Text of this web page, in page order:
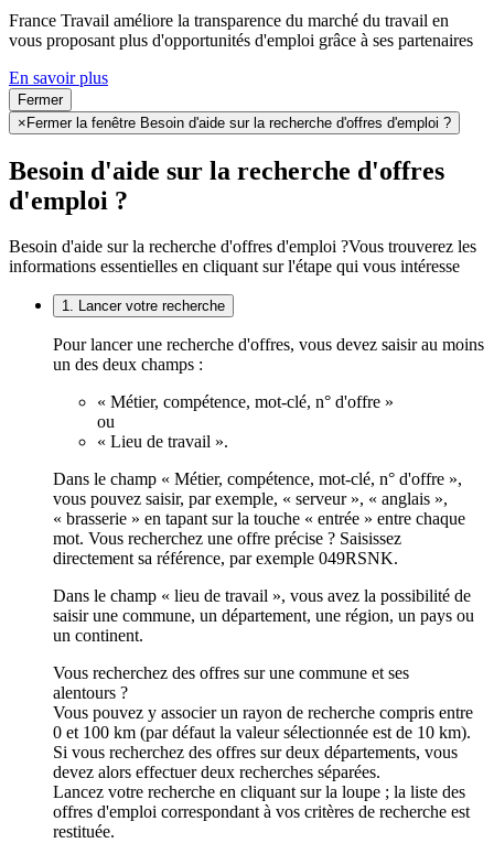
France Travail améliore la transparence du marché du travail en
vous proposant plus d'opportunités d'emploi grâce à ses partenaires
En savoir plus
Fermer
×Fermer la fenêtre Besoin d'aide sur la recherche d'offres d'emploi ?
Besoin d'aide sur la recherche d'offres
d'emploi ?
Besoin d'aide sur la recherche d'offres d'emploi ?Vous trouverez les
informations essentielles en cliquant sur l'étape qui vous intéresse
1. Lancer votre recherche
Pour lancer une recherche d'offres, vous devez saisir au moins
un des deux champs :
« Métier, compétence, mot-clé, n° d'offre »
ou
« Lieu de travail ».
Dans le champ « Métier, compétence, mot-clé, n° d'offre »,
vous pouvez saisir, par exemple, « serveur », « anglais »,
« brasserie » en tapant sur la touche « entrée » entre chaque
mot. Vous recherchez une offre précise ? Saisissez
directement sa référence, par exemple 049RSNK.
Dans le champ « lieu de travail », vous avez la possibilité de
saisir une commune, un département, une région, un pays ou
un continent.
Vous recherchez des offres sur une commune et ses
alentours ?
Vous pouvez y associer un rayon de recherche compris entre
0 et 100 km (par défaut la valeur sélectionnée est de 10 km).
Si vous recherchez des offres sur deux départements, vous
devez alors effectuer deux recherches séparées.
Lancez votre recherche en cliquant sur la loupe ; la liste des
offres d'emploi correspondant à vos critères de recherche est
restituée.